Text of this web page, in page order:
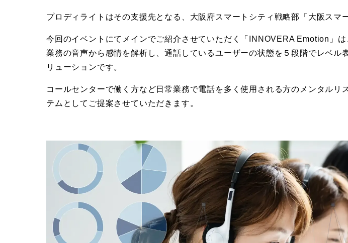
プロディライトはその支援先となる、大阪府スマートシティ戦略部「大阪スマ
今回のイベントにてメインでご紹介させていただく「INNOVERA Emotion」
業務の音声から感情を解析し、通話しているユーザーの状態を５段階でレベ
リューションです。
コールセンターで働く方など日常業務で電話を多く使用される方のメンタル
テムとしてご提案させていただきます。